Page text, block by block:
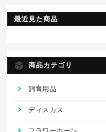
最近見た商品
商品カテゴリ
飼育用品
ディスカス
フラワーホーン